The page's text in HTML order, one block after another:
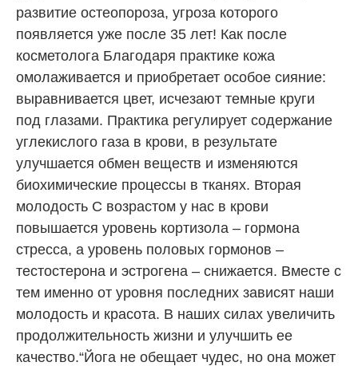
развитие остеопороза, угроза которого
появляется уже после 35 лет! Как после
косметолога Благодаря практике кожа
омолаживается и приобретает особое сияние:
выравнивается цвет, исчезают темные круги
под глазами. Практика регулирует содержание
углекислого газа в крови, в результате
улучшается обмен веществ и изменяются
биохимические процессы в тканях. Вторая
молодость С возрастом у нас в крови
повышается уровень кортизола – гормона
стресса, а уровень половых гормонов –
тестостерона и эстрогена – снижается. Вместе с
тем именно от уровня последних зависят наши
молодость и красота. В наших силах увеличить
продолжительность жизни и улучшить ее
качество.“Йога не обещает чудес, но она может